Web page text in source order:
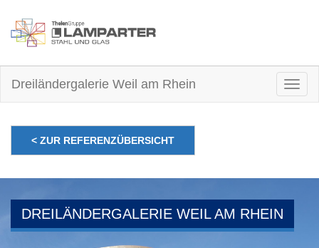
Dreiländergalerie Weil am Rhein
< ZUR REFERENZÜBERSICHT
DREILÄNDERGALERIE WEIL AM RHEIN